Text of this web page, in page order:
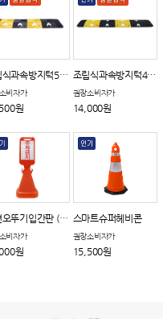
조립식과속방지턱500 B타입
비자가
원
조립식과속방지턱400
권장소비자가
14,000원
사면오뚜기입간판 (회전체결형)
비자가
원
스마트슈퍼헤비콘
권장소비자가
15,500원